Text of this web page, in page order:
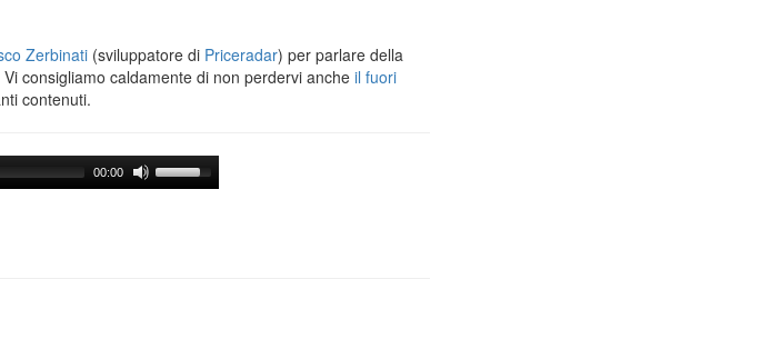
Zerbinati (sviluppatore di Priceradar) per parlare della
consigliamo caldamente di non perdervi anche il fuori
contenuti.
00:00